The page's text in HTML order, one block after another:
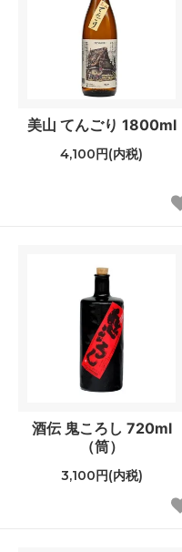
美山 てんごり 1800ml
4,100円(内税)
酒伝 鬼ころし 720ml
（筒）
3,100円(内税)